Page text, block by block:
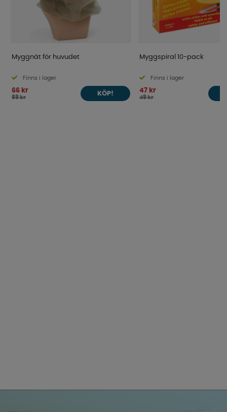
Myggnät för huvudet
Finns i lager
66 kr
69 kr
KÖP!
Myggspiral 10-pack
Finns i lager
47 kr
49 kr